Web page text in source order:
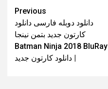
Previous
دانلود دوبله فارسی دانلود
کارتون جدید بتمن نینجا
Batman Ninja 2018 BluRay
| دانلود کارتون جدید